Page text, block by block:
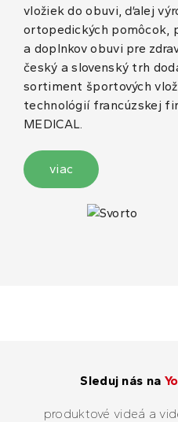
vložiek do obuvi, ďalej
ortopedických pomôcok,
a doplnkov obuvi pre
český a slovenský trh
sortiment športových
technológií francúzskej
MEDICAL.
viac
Sleduj nás na
produktové videá a